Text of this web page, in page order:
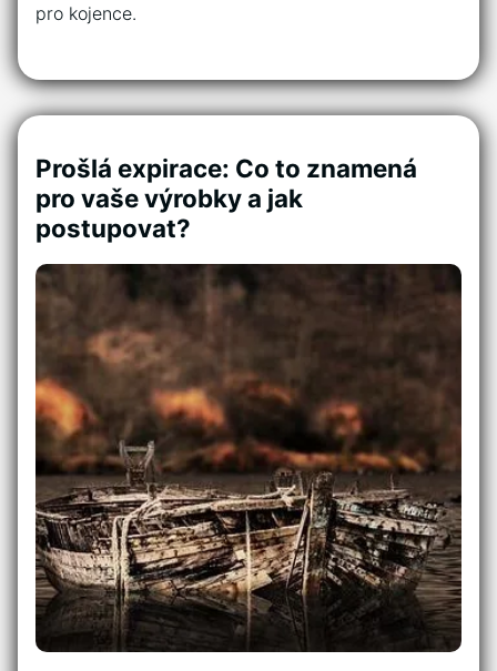
pro kojence.
Prošlá expirace: Co to znamená
pro vaše výrobky a jak
postupovat?